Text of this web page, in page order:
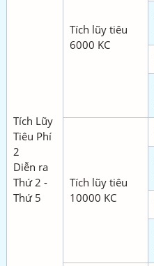
Tích Lũy
Tiêu Phí
2
Diễn ra
Thứ 2 -
Thứ 5
Tích lũy tiêu
6000 KC
Tích lũy tiêu
10000 KC